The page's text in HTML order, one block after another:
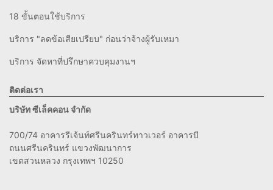
18 ขั้นตอนใช้บริการ
บริการ "ลดข้อเสียเปรียบ" ก่อนว่าจ้างผู้รับเหมา
บริการ จัดหาที่ปรึกษาควบคุมงานฯ
ติดต่อเรา
บริษัท ซีเล็คคอน จำกัด
700/74 อาคารรีเจ้นท์ศรีนครินทร์ทาวเวอร์ อาคารบี
ถนนศรีนครินทร์ แขวงพัฒนาการ
เขตสวนหลวง กรุงเทพฯ 10250